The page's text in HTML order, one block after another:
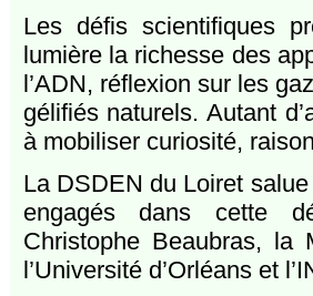
Les défis scientifiques
lumière la richesse des
l’ADN, réflexion sur les
gélifiés naturels. Autant
à mobiliser curiosité,
La DSDEN du Loiret
engagés dans cette
Christophe Beaubras, la
l’Université d’Orléans et